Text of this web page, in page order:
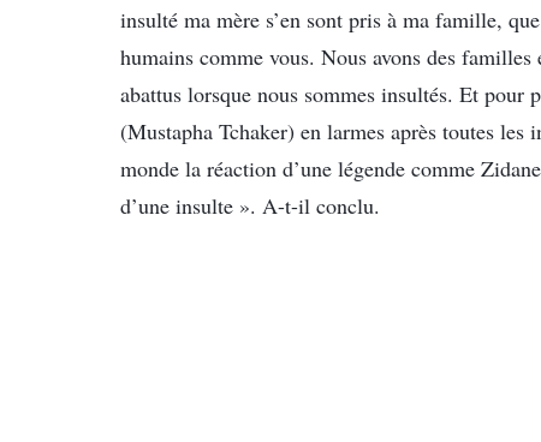
insulté ma mère s’en sont pris à ma famille,
humains comme vous. Nous avons des
abattus lorsque nous sommes insultés. Et pour
(Mustapha Tchaker) en larmes après toutes les
monde la réaction d’une légende comme
d’une insulte ». A-t-il conclu.